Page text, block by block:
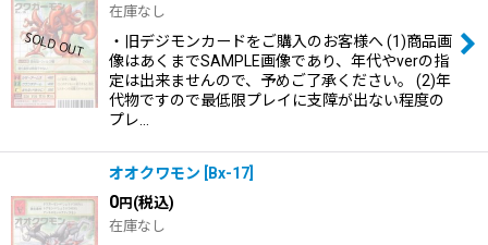
在庫なし
・旧デジモンカードをご購入のお客様へ (1)商品画
像はあくまでSAMPLE画像であり、年代やverの指
定は出来ませんので、予めご了承ください。 (2)年
代物ですので最低限プレイに支障が出ない程度の
プレ…
オオクワモン Bx-17
0円(税込)
在庫なし